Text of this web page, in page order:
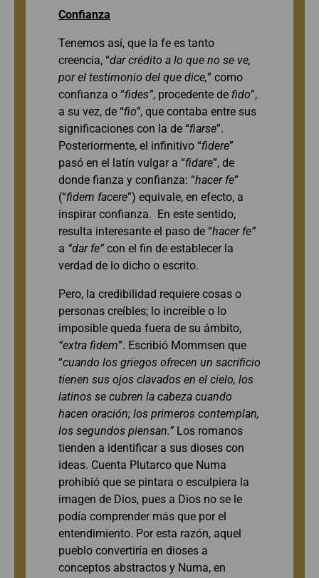
Confianza
Tenemos así, que la fe es tanto
creencia, “dar crédito a lo que no se ve,
por el testimonio del que dice,” como
confianza o “fides”, procedente de fido”,
a su vez, de “fio”, que contaba entre sus
significaciones con la de “fiarse”.
Posteriormente, el infinitivo “fidere”
pasó en el latín vulgar a “fidare”, de
donde fianza y confianza: “hacer fe”
(“fidem facere”) equivale, en efecto, a
inspirar confianza. En este sentido,
resulta interesante el paso de “hacer fe”
a “dar fe” con el fin de establecer la
verdad de lo dicho o escrito.
Pero, la credibilidad requiere cosas o
personas creíbles; lo increíble o lo
imposible queda fuera de su ámbito,
“extra fidem”. Escribió Mommsen que
“cuando los griegos ofrecen un sacrificio
tienen sus ojos clavados en el cielo, los
latinos se cubren la cabeza cuando
hacen oración; los primeros contemplan,
los segundos piensan.” Los romanos
tienden a identificar a sus dioses con
ideas. Cuenta Plutarco que Numa
prohibió que se pintara o esculpiera la
imagen de Dios, pues a Dios no se le
podía comprender más que por el
entendimiento. Por esta razón, aquel
pueblo convertiría en dioses a
conceptos abstractos y Numa, en